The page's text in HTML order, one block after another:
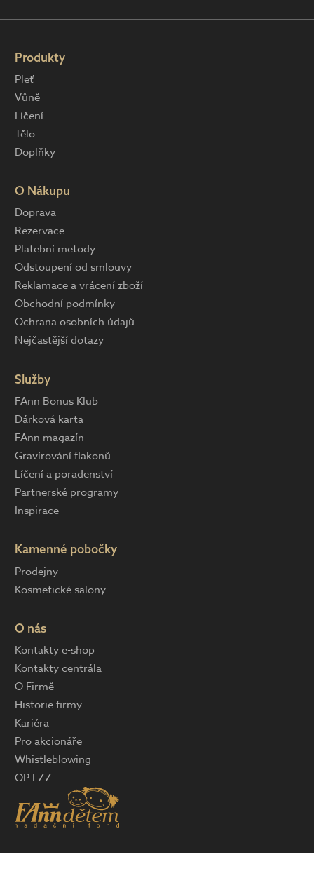
Produkty
Pleť
Vůně
Líčení
Tělo
Doplňky
O Nákupu
Doprava
Rezervace
Platební metody
Odstoupení od smlouvy
Reklamace a vrácení zboží
Obchodní podmínky
Ochrana osobních údajů
Nejčastější dotazy
Služby
FAnn Bonus Klub
Dárková karta
FAnn magazín
Gravírování flakonů
Líčení a poradenství
Partnerské programy
Inspirace
Kamenné pobočky
Prodejny
Kosmetické salony
O nás
Kontakty e-shop
Kontakty centrála
O Firmě
Historie firmy
Kariéra
Pro akcionáře
Whistleblowing
OP LZZ